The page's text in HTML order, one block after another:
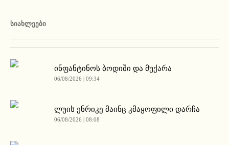
ᲡᲘᲐᲮᲚᲔᲔᲑᲘ
ინფანტინოს ბოდიში და მუქარა
06/08/2026 | 09:34
ლუის ენრიკე მაინც კმაყოფილი დარჩა
06/08/2026 | 08:08